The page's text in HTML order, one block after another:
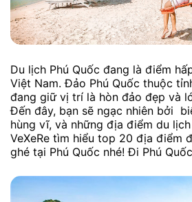
Du lịch Phú Quốc đang là điểm
Việt Nam. Đảo Phú Quốc thuộc
đang giữ vị trí là hòn đảo đẹp và
Đến đây, bạn sẽ ngạc nhiên bởi
hùng vĩ, và những địa điểm du
VeXeRe tìm hiểu top 20 địa điểm
ghé tại Phú Quốc nhé! Đi Phú